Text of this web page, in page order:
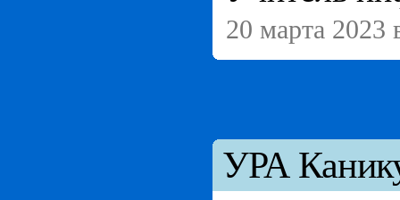
20 марта 2023
УРА